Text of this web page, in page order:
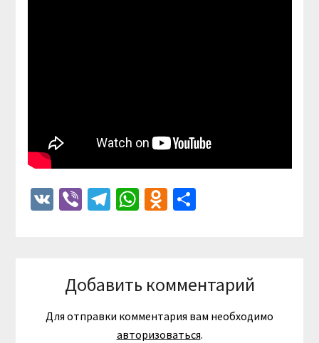
VKViberTelegram
WhatsApp
Odnoklassniki
Отправить
Добавить комментарий
Для отправки комментария вам необходимо
авторизоваться.